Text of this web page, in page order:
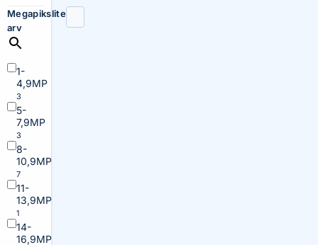
Megapikslite
arv
1-
4,9MP
3
5-
7,9MP
3
8-
10,9MP
7
11-
13,9MP
1
14-
16,9MP